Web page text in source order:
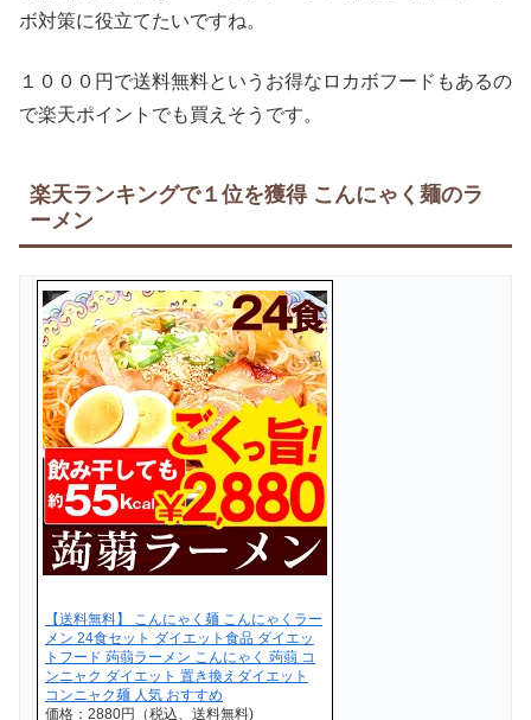
ボ対策に役立てたいですね。
１０００円で送料無料というお得なロカボフードもあるの
で楽天ポイントでも買えそうです。
楽天ランキングで１位を獲得 こんにゃく麺のラ
ーメン
【送料無料】 こんにゃく麺 こんにゃくラー
メン 24食セット ダイエット食品 ダイエッ
トフード 蒟蒻ラーメン こんにゃく 蒟蒻 コ
ンニャク ダイエット 置き換えダイエット
コンニャク麺 人気 おすすめ
価格：2880円（税込、送料無料)